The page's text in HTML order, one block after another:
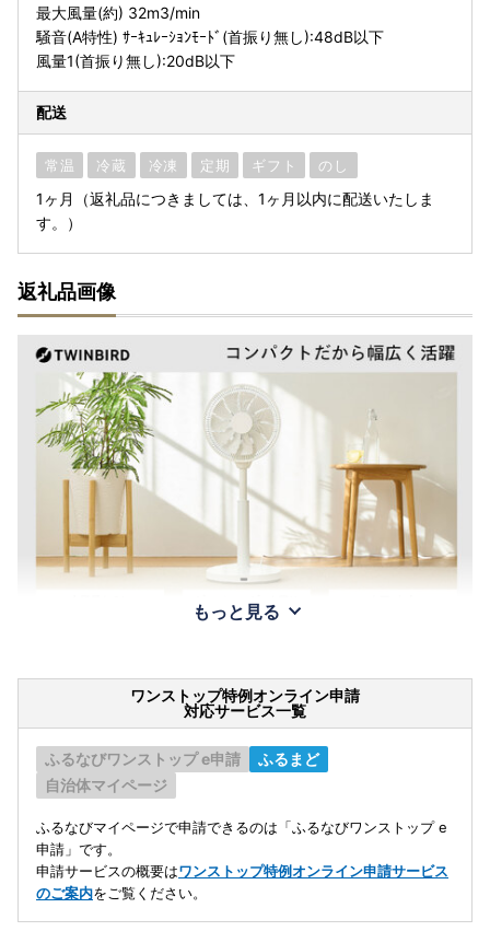
最大風量(約) 32m3/min
騒音(A特性) ｻｰｷｭﾚｰｼｮﾝﾓｰﾄﾞ(首振り無し):48dB以下
風量1(首振り無し):20dB以下
配送
常温 冷蔵 冷凍 定期 ギフト のし
1ヶ月（返礼品につきましては、1ヶ月以内に配送いたしま
す。）
返礼品画像
もっと見る
ワンストップ特例オンライン申請
対応サービス一覧
ふるなびワンストップ e申請
ふるまど
自治体マイページ
ふるなびマイページで申請できるのは「ふるなびワンストップ e
申請」です。
申請サービスの概要はワンストップ特例オンライン申請サービス
のご案内をご覧ください。